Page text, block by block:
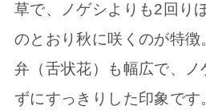
草で、ノゲシよりも2回り
のとおり秋に咲くのが特
弁（舌状花）も幅広で、ノ
ずにすっきりした印象です